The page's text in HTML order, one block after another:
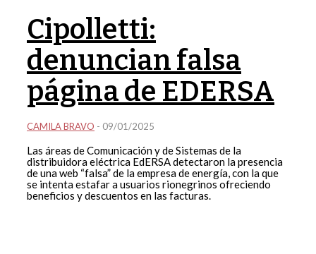
Cipolletti:
denuncian falsa
página de EDERSA
CAMILA BRAVO - 09/01/2025
Las áreas de Comunicación y de Sistemas de la
distribuidora eléctrica EdERSA detectaron la presencia
de una web “falsa” de la empresa de energía, con la que
se intenta estafar a usuarios rionegrinos ofreciendo
beneficios y descuentos en las facturas.